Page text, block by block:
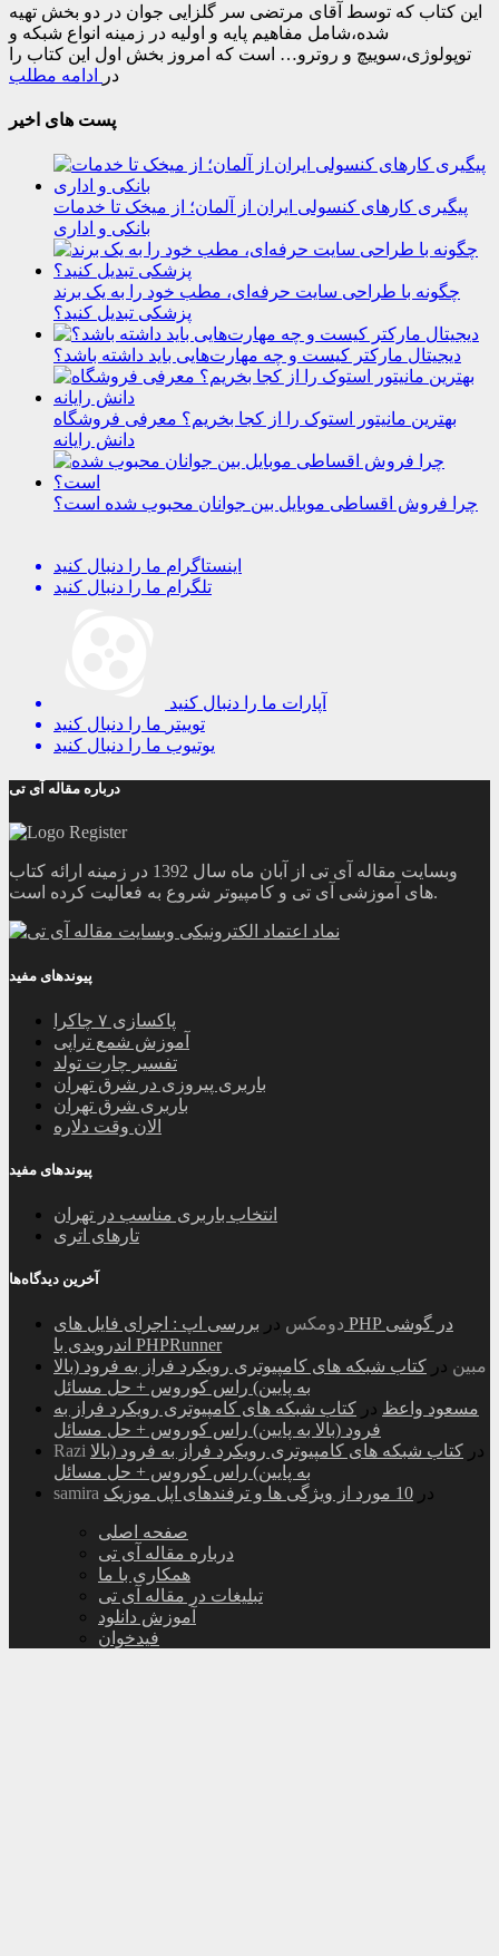
این کتاب که توسط آقای مرتضی سر گلزایی جوان در دو بخش تهیه
شده،شامل مفاهیم پایه و اولیه در زمینه انواع شبکه و
توپولوژی،سوییچ و روترو… است که امروز بخش اول این کتاب را
در
ادامه مطلب
پست های اخیر
پیگیری کارهای کنسولی ایران از آلمان؛ از میخک تا خدمات
بانکی و اداری
چگونه با طراحی سایت حرفه‌ای، مطب خود را به یک برند
پزشکی تبدیل کنید؟
دیجیتال مارکتر کیست و چه مهارت‌هایی باید داشته باشد؟
بهترین مانیتور استوک را از کجا بخریم؟ معرفی فروشگاه
دانش رایانه
چرا فروش اقساطی موبایل بین جوانان محبوب شده است؟
اینستاگرام ما را دنبال کنید
تلگرام ما را دنبال کنید
آپارات ما را دنبال کنید
توییتر ما را دنبال کنید
یوتیوب ما را دنبال کنید
درباره مقاله آی تی
وبسایت مقاله آی تی از آبان ماه سال 1392 در زمینه ارائه کتاب
های آموزشی آی تی و کامپیوتر شروع به فعالیت کرده است.
پیوندهای مفید
پاکسازی ۷ چاکرا
آموزش شمع تراپی
تفسیر چارت تولد
باربری پیروزی در شرق تهران
باربری شرق تهران
الان وقت دلاره
پیوندهای مفید
انتخاب باربری مناسب در تهران
تارهای اتری
آخرین دیدگاه‌ها
دومکس در بررسی اپ : اجرای فایل های PHP در گوشی
اندرویدی با PHPRunner
مبین در کتاب شبکه های کامپیوتری رویکرد فراز به فرود (بالا
به پایین) راس کوروس + حل مسائل
مسعود واعظ در کتاب شبکه های کامپیوتری رویکرد فراز به
فرود (بالا به پایین) راس کوروس + حل مسائل
Razi
در کتاب شبکه های کامپیوتری رویکرد فراز به فرود (بالا
به پایین) راس کوروس + حل مسائل
samira
در 10 مورد از ویژگی ها و ترفندهای اپل موزیک
صفحه اصلی
درباره مقاله آی تی
همکاری با ما
تبلیغات در مقاله آی تی
آموزش دانلود
فیدخوان